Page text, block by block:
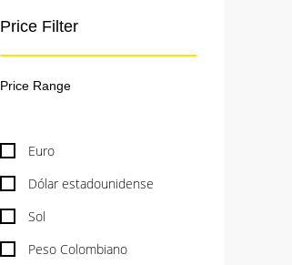
Price Filter
Euro
Dólar estadounidense
Sol
Peso Colombiano